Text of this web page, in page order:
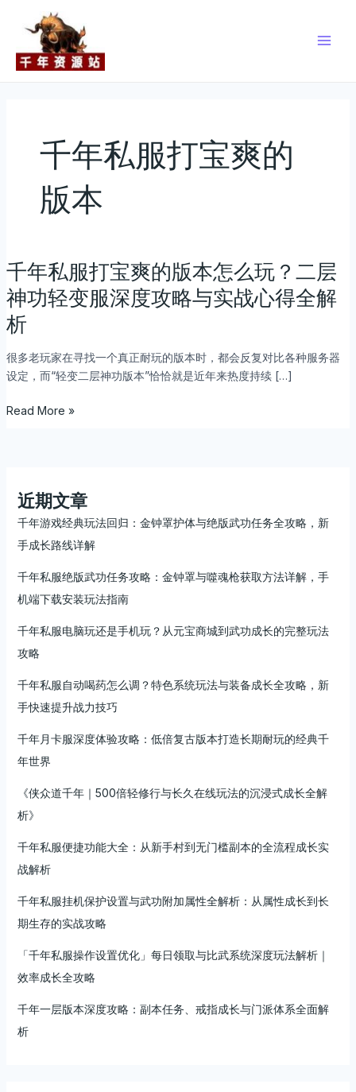
千年私服打宝爽的
版本
千年私服打宝爽的版本怎么玩？二层
神功轻变服深度攻略与实战心得全解
析
很多老玩家在寻找一个真正耐玩的版本时，都会反复对比各种服务器
设定，而“轻变二层神功版本”恰恰就是近年来热度持续 […]
千
年
私
服
宝
爽
版
Read More »
近期文章
千年游戏经典玩法回归：金钟罩护体与绝版武功任务全攻略，新
手成长路线详解
千年私服绝版武功任务攻略：金钟罩与噬魂枪获取方法详解，手
机端下载安装玩法指南
千年私服电脑玩还是手机玩？从元宝商城到武功成长的完整玩法
攻略
千年私服自动喝药怎么调？特色系统玩法与装备成长全攻略，新
手快速提升战力技巧
千年月卡服深度体验攻略：低倍复古版本打造长期耐玩的经典千
年世界
《侠众道千年｜500倍轻修行与长久在线玩法的沉浸式成长全解
析》
千年私服便捷功能大全：从新手村到无门槛副本的全流程成长实
战解析
千年私服挂机保护设置与武功附加属性全解析：从属性成长到长
期生存的实战攻略
「千年私服操作设置优化」每日领取与比武系统深度玩法解析｜
效率成长全攻略
千年一层版本深度攻略：副本任务、戒指成长与门派体系全面解
析